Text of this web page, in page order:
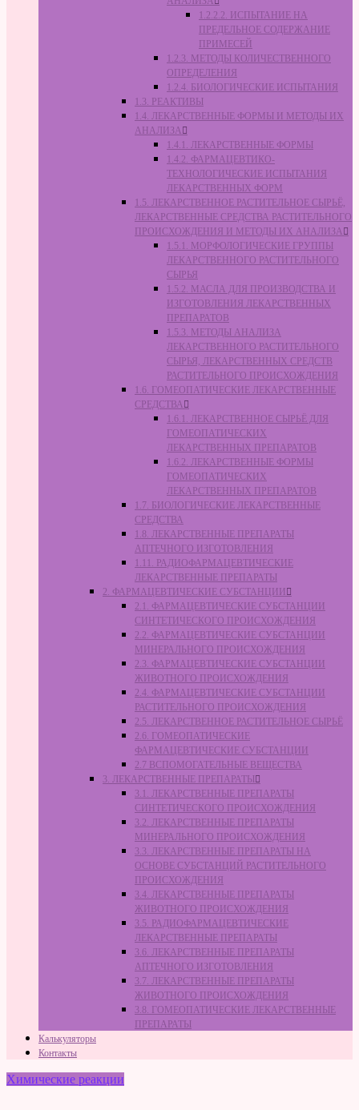
1.2.2.2. ИСПЫТАНИЕ НА
ПРЕДЕЛЬНОЕ СОДЕРЖАНИЕ
ПРИМЕСЕЙ
1.2.3. МЕТОДЫ КОЛИЧЕСТВЕННОГО
ОПРЕДЕЛЕНИЯ
1.2.4. БИОЛОГИЧЕСКИЕ ИСПЫТАНИЯ
1.3. РЕАКТИВЫ
1.4. ЛЕКАРСТВЕННЫЕ ФОРМЫ И МЕТОДЫ ИХ
АНАЛИЗА
1.4.1. ЛЕКАРСТВЕННЫЕ ФОРМЫ
1.4.2. ФАРМАЦЕВТИКО-
ТЕХНОЛОГИЧЕСКИЕ ИСПЫТАНИЯ
ЛЕКАРСТВЕННЫХ ФОРМ
1.5. ЛЕКАРСТВЕННОЕ РАСТИТЕЛЬНОЕ СЫРЬЁ,
ЛЕКАРСТВЕННЫЕ СРЕДСТВА РАСТИТЕЛЬНОГО
ПРОИСХОЖДЕНИЯ И МЕТОДЫ ИХ АНАЛИЗА
1.5.1. МОРФОЛОГИЧЕСКИЕ ГРУППЫ
ЛЕКАРСТВЕННОГО РАСТИТЕЛЬНОГО
СЫРЬЯ
1.5.2. МАСЛА ДЛЯ ПРОИЗВОДСТВА И
ИЗГОТОВЛЕНИЯ ЛЕКАРСТВЕННЫХ
ПРЕПАРАТОВ
1.5.3. МЕТОДЫ АНАЛИЗА
ЛЕКАРСТВЕННОГО РАСТИТЕЛЬНОГО
СЫРЬЯ, ЛЕКАРСТВЕННЫХ СРЕДСТВ
РАСТИТЕЛЬНОГО ПРОИСХОЖДЕНИЯ
1.6. ГОМЕОПАТИЧЕСКИЕ ЛЕКАРСТВЕННЫЕ
СРЕДСТВА
1.6.1. ЛЕКАРСТВЕННОЕ СЫРЬЁ ДЛЯ
ГОМЕОПАТИЧЕСКИХ
ЛЕКАРСТВЕННЫХ ПРЕПАРАТОВ
1.6.2. ЛЕКАРСТВЕННЫЕ ФОРМЫ
ГОМЕОПАТИЧЕСКИХ
ЛЕКАРСТВЕННЫХ ПРЕПАРАТОВ
1.7. БИОЛОГИЧЕСКИЕ ЛЕКАРСТВЕННЫЕ
СРЕДСТВА
1.8. ЛЕКАРСТВЕННЫЕ ПРЕПАРАТЫ
АПТЕЧНОГО ИЗГОТОВЛЕНИЯ
1.11. РАДИОФАРМАЦЕВТИЧЕСКИЕ
ЛЕКАРСТВЕННЫЕ ПРЕПАРАТЫ
2. ФАРМАЦЕВТИЧЕСКИЕ СУБСТАНЦИИ
2.1. ФАРМАЦЕВТИЧЕСКИЕ СУБСТАНЦИИ
СИНТЕТИЧЕСКОГО ПРОИСХОЖДЕНИЯ
2.2. ФАРМАЦЕВТИЧЕСКИЕ СУБСТАНЦИИ
МИНЕРАЛЬНОГО ПРОИСХОЖДЕНИЯ
2.3. ФАРМАЦЕВТИЧЕСКИЕ СУБСТАНЦИИ
ЖИВОТНОГО ПРОИСХОЖДЕНИЯ
2.4. ФАРМАЦЕВТИЧЕСКИЕ СУБСТАНЦИИ
РАСТИТЕЛЬНОГО ПРОИСХОЖДЕНИЯ
2.5. ЛЕКАРСТВЕННОЕ РАСТИТЕЛЬНОЕ СЫРЬЁ
2.6. ГОМЕОПАТИЧЕСКИЕ
ФАРМАЦЕВТИЧЕСКИЕ СУБСТАНЦИИ
2.7 ВСПОМОГАТЕЛЬНЫЕ ВЕЩЕСТВА
3. ЛЕКАРСТВЕННЫЕ ПРЕПАРАТЫ
3.1. ЛЕКАРСТВЕННЫЕ ПРЕПАРАТЫ
СИНТЕТИЧЕСКОГО ПРОИСХОЖДЕНИЯ
3.2. ЛЕКАРСТВЕННЫЕ ПРЕПАРАТЫ
МИНЕРАЛЬНОГО ПРОИСХОЖДЕНИЯ
3.3. ЛЕКАРСТВЕННЫЕ ПРЕПАРАТЫ НА
ОСНОВЕ СУБСТАНЦИЙ РАСТИТЕЛЬНОГО
ПРОИСХОЖДЕНИЯ
3.4. ЛЕКАРСТВЕННЫЕ ПРЕПАРАТЫ
ЖИВОТНОГО ПРОИСХОЖДЕНИЯ
3.5. РАДИОФАРМАЦЕВТИЧЕСКИЕ
ЛЕКАРСТВЕННЫЕ ПРЕПАРАТЫ
3.6. ЛЕКАРСТВЕННЫЕ ПРЕПАРАТЫ
АПТЕЧНОГО ИЗГОТОВЛЕНИЯ
3.7. ЛЕКАРСТВЕННЫЕ ПРЕПАРАТЫ
ЖИВОТНОГО ПРОИСХОЖДЕНИЯ
3.8. ГОМЕОПАТИЧЕСКИЕ ЛЕКАРСТВЕННЫЕ
ПРЕПАРАТЫ
Калькуляторы
Контакты
Химические реакции